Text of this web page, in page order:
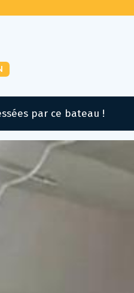
par ce bateau !